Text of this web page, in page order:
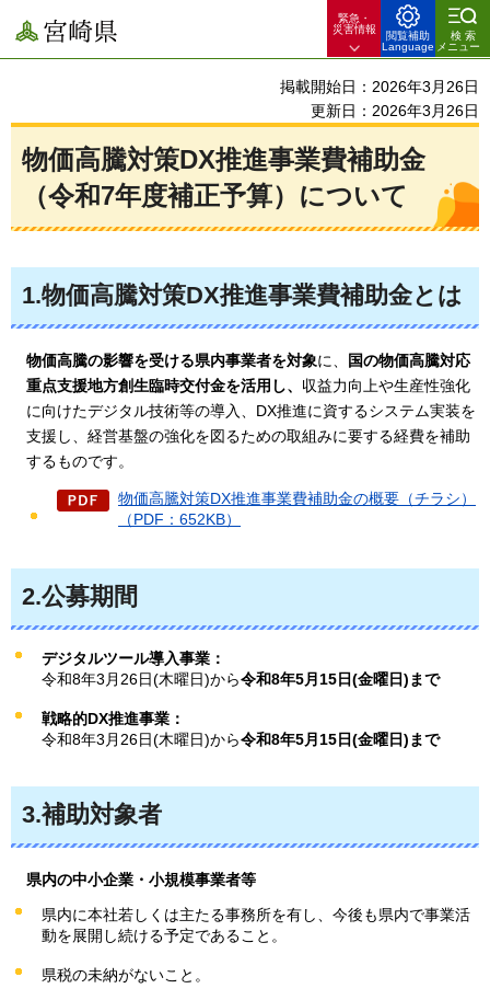
宮崎県
緊急・
災害情報
閲覧補助
Language
検索
メニュー
掲載開始日：2026年3月26日
更新日：2026年3月26日
物価高騰対策DX推進事業費補助金
（令和7年度補正予算）について
1.物価高騰対策DX推進事業費補助金とは
物価高騰の影響を受ける県内事業者を対象に、 国の物価高騰対応
重点支援地方創生臨時交付金を活用し、 収益力向上や生産性強化
に向けたデジタル技術等の導入、DX推進に資するシステム実装を
支援し、経営基盤の強化を図るための取組みに要する経費を補助
するものです。
物価高騰対策DX推進事業費補助金の概要（チラシ）
（PDF：652KB）
2.公募期間
デジタルツール導入事業：
令和8年3月26日(木曜日)から令和8年5月15日(金曜日)まで
戦略的DX推進事業：
令和8年3月26日(木曜日)から令和8年5月15日(金曜日)まで
3.補助対象者
県内の中小企業・小規模事業者等
県内に本社若しくは主たる事務所を有し、今後も県内で事業活
動を展開し続ける予定であること。
県税の未納がないこと。